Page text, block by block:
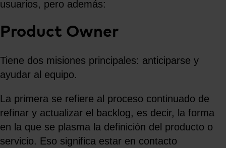
usuarios, pero además:
Product Owner
Tiene dos misiones principales: anticiparse y
ayudar al equipo.
La primera se refiere al proceso continuado de
refinar y actualizar el backlog, es decir, la forma
en la que se plasma la definición del producto o
servicio. Eso significa estar en contacto